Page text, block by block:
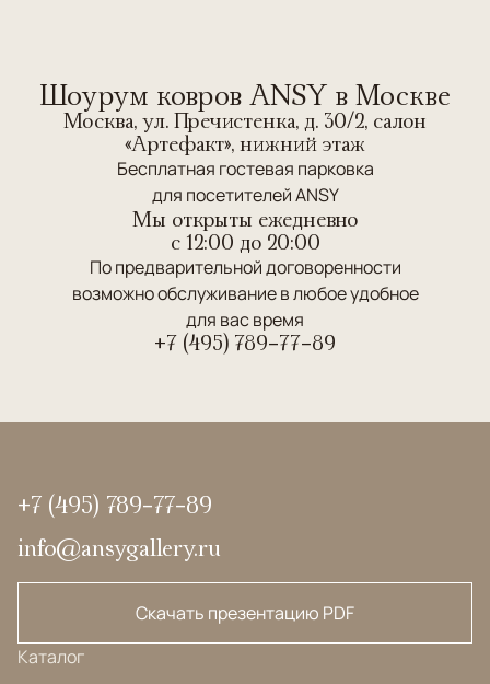
Шоурум ковров ANSY в Москве
Москва, ул. Пречистенка, д. 30/2, салон
«Артефакт», нижний этаж
Бесплатная гостевая парковка
для посетителей ANSY
Мы открыты ежедневно
c 12:00 до 20:00
По предварительной договоренности
возможно обслуживание в любое удобное
для вас время
+7 (495) 789-77-89
+7 (495) 789-77-89
info@ansygallery.ru
Скачать презентацию PDF
Каталог